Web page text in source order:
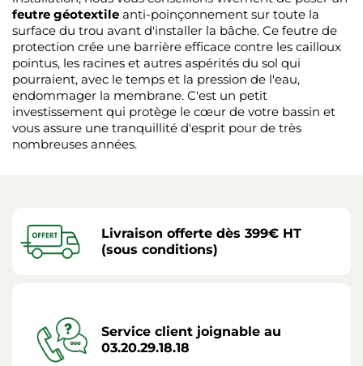
feutre géotextile anti-poinçonnement sur toute la
surface du trou avant d'installer la bâche. Ce feutre de
protection crée une barrière efficace contre les cailloux
pointus, les racines et autres aspérités du sol qui
pourraient, avec le temps et la pression de l'eau,
endommager la membrane. C'est un petit
investissement qui protège le cœur de votre bassin et
vous assure une tranquillité d'esprit pour de très
nombreuses années.
Livraison offerte dès 399€ HT
(sous conditions)
Service client joignable au
03.20.29.18.18